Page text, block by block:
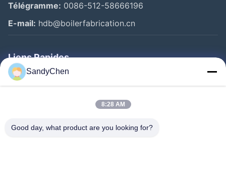
Télégramme: 0086-512-58666196
E-mail: hdb@boilerfabrication.cn
Liens Rapides
Maison
Au Sujet De Nous
SandyChen
8:28 AM
Good day, what product are you looking for?